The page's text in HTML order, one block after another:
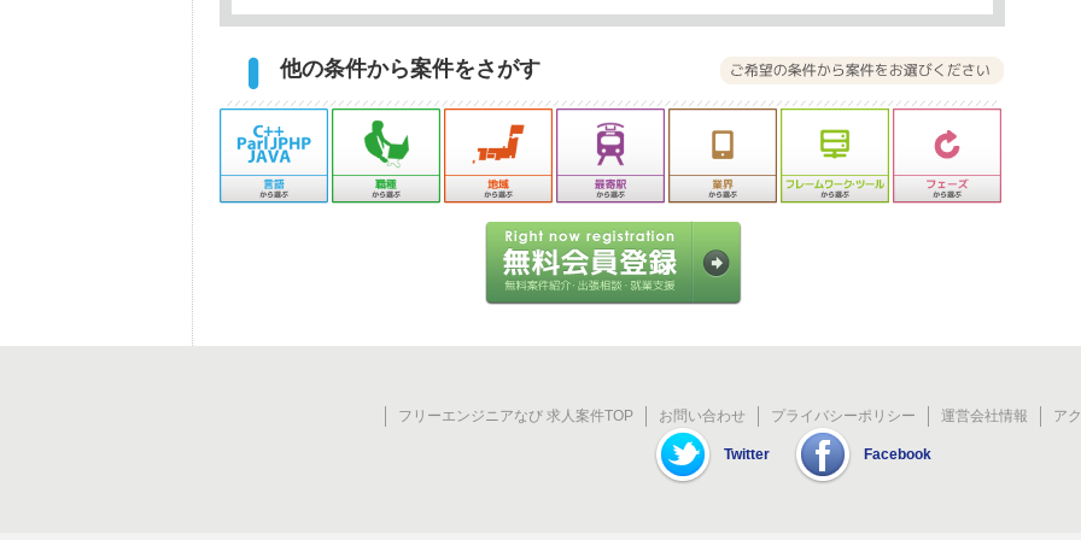
他の条件から案件をさがす
フリーエンジニアなび 求人案件TOP お問い合わせ プライバシーポリシー 運営会社情報 ア
Twitter Facebook